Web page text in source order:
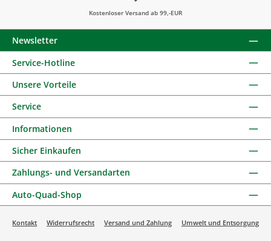
Kostenloser Versand ab 99,-EUR
Newsletter
Service-Hotline
Unsere Vorteile
Service
Informationen
Sicher Einkaufen
Zahlungs- und Versandarten
Auto-Quad-Shop
Kontakt Widerrufsrecht Versand und Zahlung Umwelt und Entsorgung